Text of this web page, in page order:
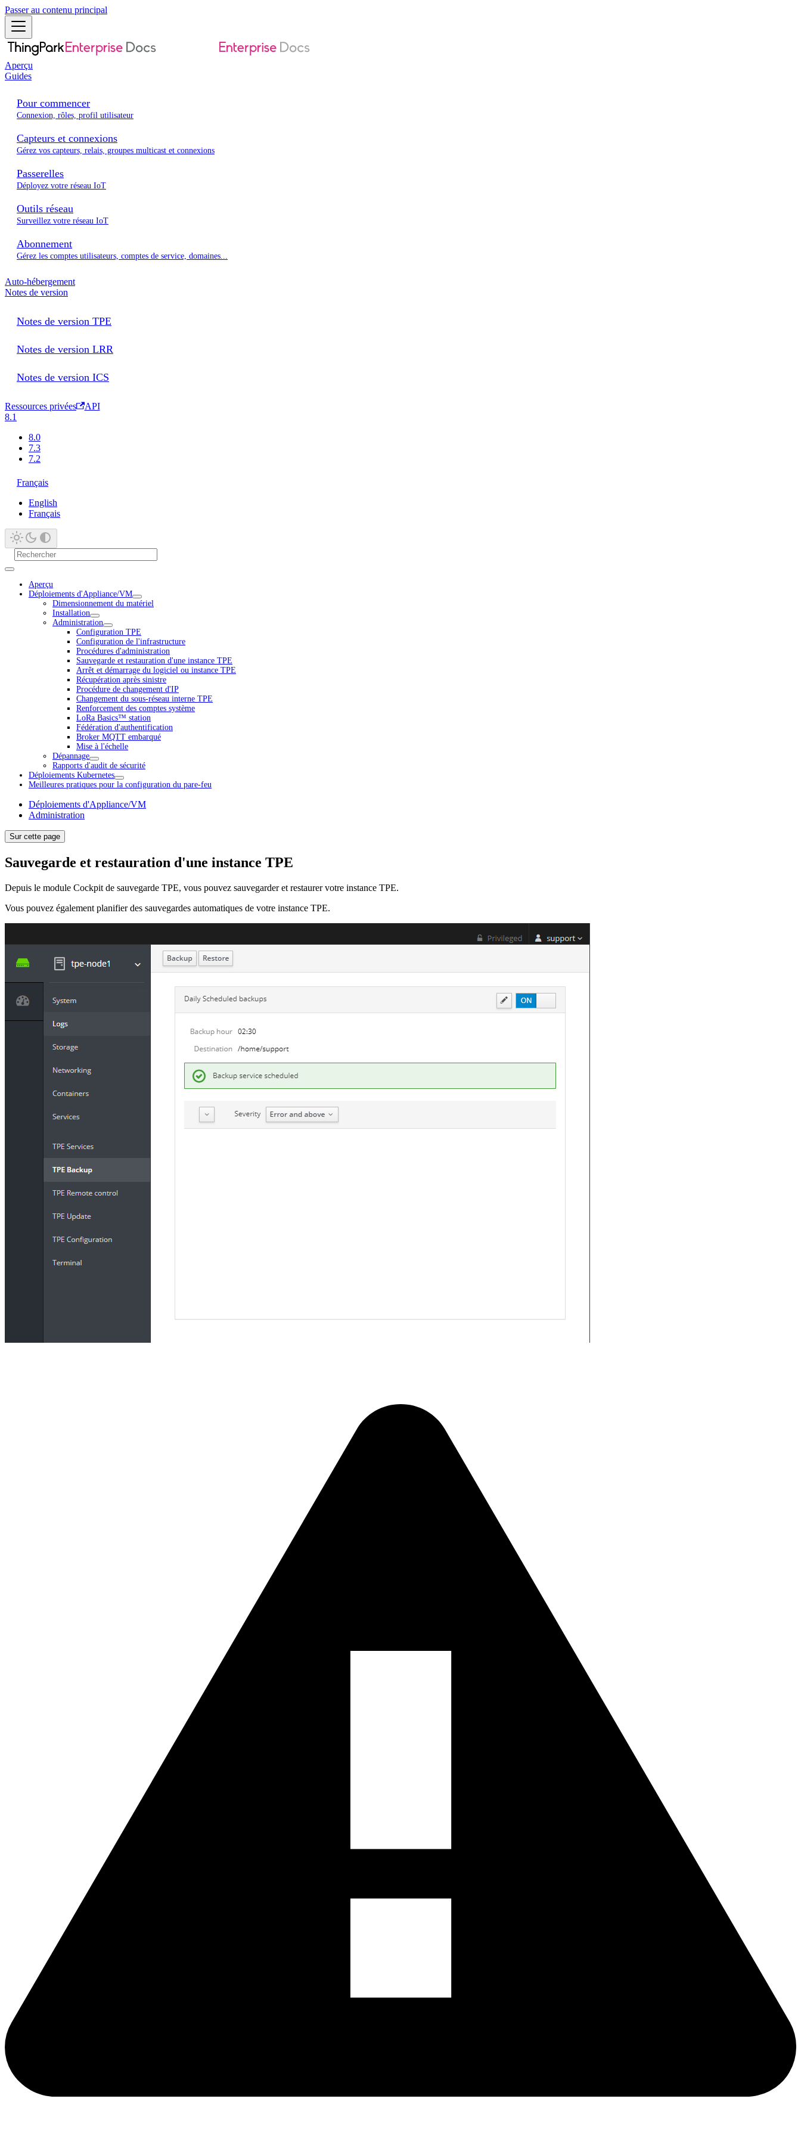
Passer au contenu principal
Aperçu
Guides
Pour commencer
Connexion, rôles, profil utilisateur
Capteurs et connexions
Gérez vos capteurs, relais, groupes multicast et connexions
Passerelles
Déployez votre réseau IoT
Outils réseau
Surveillez votre réseau IoT
Abonnement
Gérez les comptes utilisateurs, comptes de service, domaines...
Auto-hébergement
Notes de version
Notes de version TPE
Notes de version LRR
Notes de version ICS
Ressources privées
API
8.1
8.0
7.3
7.2
Français
English
Français
Aperçu
Déploiements d'Appliance/VM
Dimensionnement du matériel
Installation
Administration
Configuration TPE
Configuration de l'infrastructure
Procédures d'administration
Sauvegarde et restauration d'une instance TPE
Arrêt et démarrage du logiciel ou instance TPE
Récupération après sinistre
Procédure de changement d'IP
Changement du sous-réseau interne TPE
Renforcement des comptes système
LoRa Basics™ station
Fédération d'authentification
Broker MQTT embarqué
Mise à l'échelle
Dépannage
Rapports d'audit de sécurité
Déploiements Kubernetes
Meilleures pratiques pour la configuration du pare-feu
Déploiements d'Appliance/VM
Administration
Sur cette page
Sauvegarde et restauration d'une instance TPE
Depuis le module Cockpit de sauvegarde TPE, vous pouvez sauvegarder et restaurer votre instance TPE.
Vous pouvez également planifier des sauvegardes automatiques de votre instance TPE.